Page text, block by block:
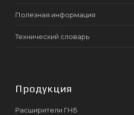
Полезная информация
Технический словарь
Продукция
Расширители ГНБ